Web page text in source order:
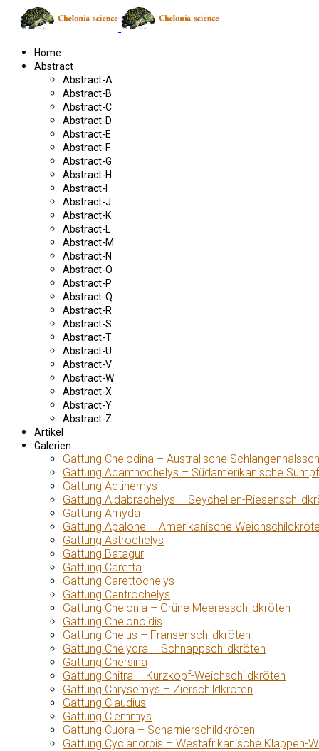
Home
Abstract
Abstract-A
Abstract-B
Abstract-C
Abstract-D
Abstract-E
Abstract-F
Abstract-G
Abstract-H
Abstract-I
Abstract-J
Abstract-K
Abstract-L
Abstract-M
Abstract-N
Abstract-O
Abstract-P
Abstract-Q
Abstract-R
Abstract-S
Abstract-T
Abstract-U
Abstract-V
Abstract-W
Abstract-X
Abstract-Y
Abstract-Z
Artikel
Galerien
Gattung Chelodina – Australische
Gattung Acanthochelys – Südamerikanische
Gattung Actinemys
Gattung Aldabrachelys – Seychellen-
Gattung Amyda
Gattung Apalone – Amerikanische
Gattung Astrochelys
Gattung Batagur
Gattung Caretta
Gattung Carettochelys
Gattung Centrochelys
Gattung Chelonia – Grüne Meeresschildkröten
Gattung Chelonoidis
Gattung Chelus – Fransenschildkröten
Gattung Chelydra – Schnappschildkröten
Gattung Chersina
Gattung Chitra – Kurzkopf-Weichschildkröten
Gattung Chrysemys – Zierschildkröten
Gattung Claudius
Gattung Clemmys
Gattung Cuora – Scharnierschildkröten
Gattung Cyclanorbis – Westafrikanische Klappen-